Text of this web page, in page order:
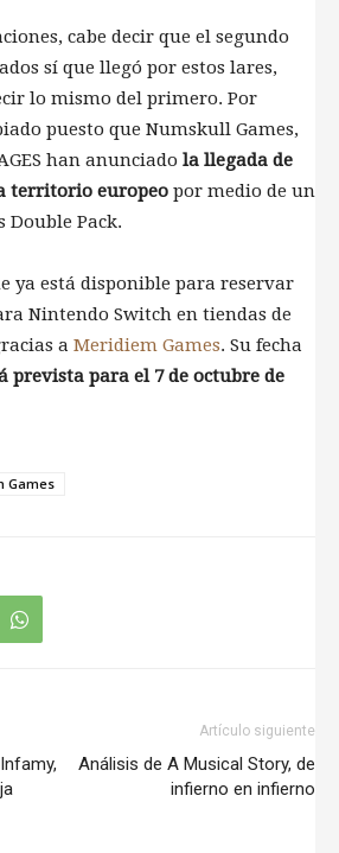
cabe decir que el segundo
sí que llegó por estos lares,
lo mismo del primero. Por
puesto que Numskull Games,
han anunciado la llegada de
territorio europeo por medio de un
Double Pack.
ya está disponible para reservar
Nintendo Switch en tiendas de
a Meridiem Games. Su fecha
prevista para el 7 de octubre de
Games
Artículo siguiente
Análisis de A Musical Story, de
infierno en infierno